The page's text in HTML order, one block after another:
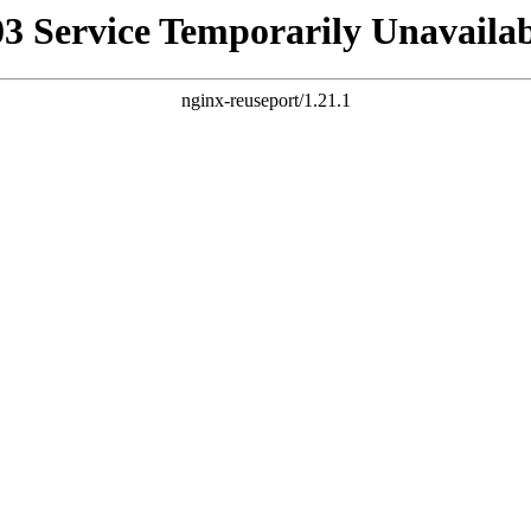
Service Temporarily
nginx-reuseport/1.21.1